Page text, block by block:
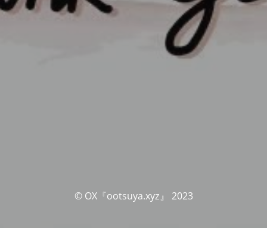
© OX『ootsuya.xyz』 2023